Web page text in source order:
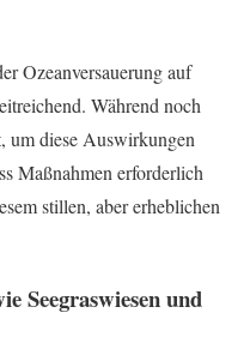
Ozeanversauerung auf
Während noch
um diese Auswirkungen
Maßnahmen erforderlich
stillen, aber erheblichen
Seegraswiesen und